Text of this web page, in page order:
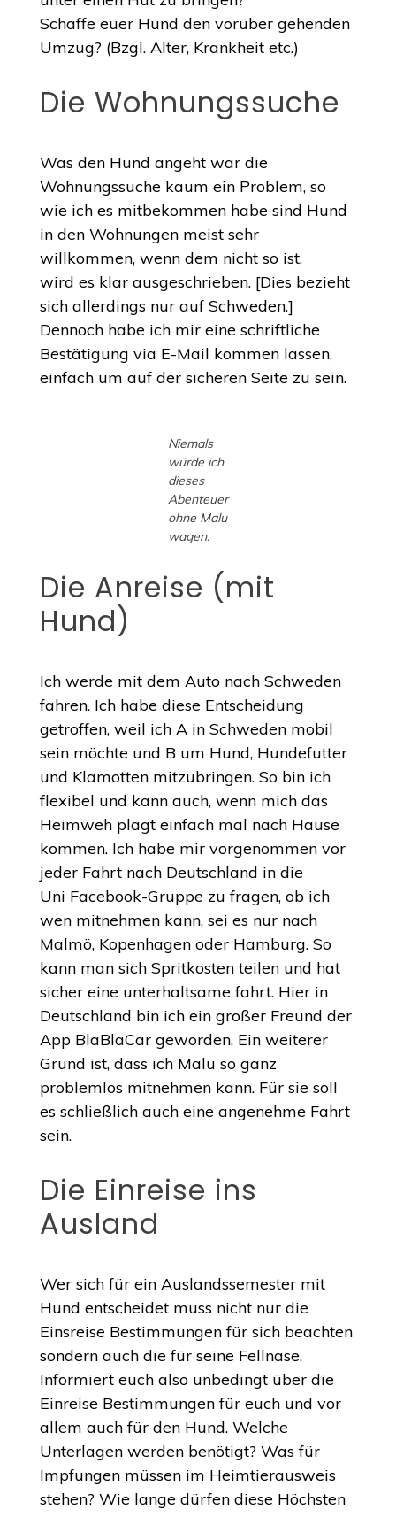
Schaffe euer Hund den vorüber gehenden
Umzug? (Bzgl. Alter, Krankheit etc.)
Die Wohnungssuche
Was den Hund angeht war die
Wohnungssuche kaum ein Problem, so
wie ich es mitbekommen habe sind Hund
in den Wohnungen meist sehr
willkommen, wenn dem nicht so ist,
wird es klar ausgeschrieben. [Dies bezieht
sich allerdings nur auf Schweden.]
Dennoch habe ich mir eine schriftliche
Bestätigung via E-Mail kommen lassen,
einfach um auf der sicheren Seite zu sein.
Niemals
würde ich
dieses
Abenteuer
ohne Malu
wagen.
Die Anreise (mit
Hund)
Ich werde mit dem Auto nach Schweden
fahren. Ich habe diese Entscheidung
getroffen, weil ich A in Schweden mobil
sein möchte und B um Hund, Hundefutter
und Klamotten mitzubringen. So bin ich
flexibel und kann auch, wenn mich das
Heimweh plagt einfach mal nach Hause
kommen. Ich habe mir vorgenommen vor
jeder Fahrt nach Deutschland in die
Uni Facebook-Gruppe zu fragen, ob ich
wen mitnehmen kann, sei es nur nach
Malmö, Kopenhagen oder Hamburg. So
kann man sich Spritkosten teilen und hat
sicher eine unterhaltsame fahrt. Hier in
Deutschland bin ich ein großer Freund der
App BlaBlaCar geworden. Ein weiterer
Grund ist, dass ich Malu so ganz
problemlos mitnehmen kann. Für sie soll
es schließlich auch eine angenehme Fahrt
sein.
Die Einreise ins
Ausland
Wer sich für ein Auslandssemester mit
Hund entscheidet muss nicht nur die
Einsreise Bestimmungen für sich beachten
sondern auch die für seine Fellnase.
Informiert euch also unbedingt über die
Einreise Bestimmungen für euch und vor
allem auch für den Hund. Welche
Unterlagen werden benötigt? Was für
Impfungen müssen im Heimtierausweis
stehen? Wie lange dürfen diese Höchsten